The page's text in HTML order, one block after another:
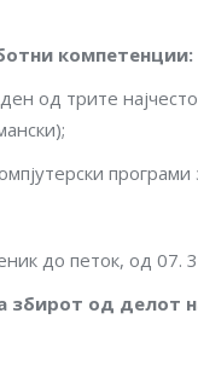
компетенции:
од трите
до петок, од 07.
збирот од делот